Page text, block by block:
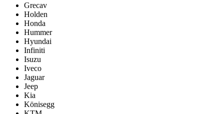
Grecav
Holden
Honda
Hummer
Hyundai
Infiniti
Isuzu
Iveco
Jaguar
Jeep
Kia
Könisegg